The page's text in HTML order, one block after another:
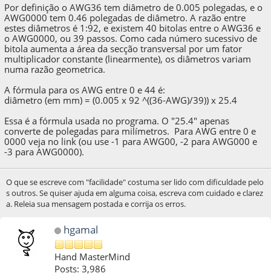
Por definição o AWG36 tem diâmetro de 0.005 polegadas, e o
AWG0000 tem 0.46 polegadas de diâmetro. A razão entre
estes diâmetros é 1:92, e existem 40 bitolas entre o AWG36 e
o AWG0000, ou 39 passos. Como cada número sucessivo de
bitola aumenta a área da secção transversal por um fator
multiplicador constante (linearmente), os diâmetros variam
numa razão geometrica.
A fórmula para os AWG entre 0 e 44 é:
diâmetro (em mm) = (0.005 x 92 ^((36-AWG)/39)) x 25.4
Essa é a fórmula usada no programa. O "25.4" apenas
converte de polegadas para milímetros. Para AWG entre 0 e
0000 veja no link (ou use -1 para AWG00, -2 para AWG000 e
-3 para AWG0000).
O que se escreve com "facilidade" costuma ser lido com dificuldade pelo
s outros. Se quiser ajuda em alguma coisa, escreva com cuidado e clarez
a. Releia sua mensagem postada e corrija os erros.
hgamal
Hand MasterMind
Posts: 3,986